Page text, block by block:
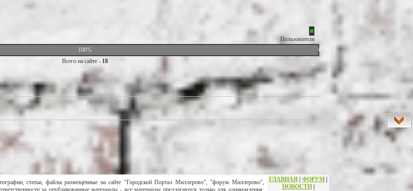
Пользователи
100%
0%
Всего на сайте - 18
статьи, файлы размещённые на сайте "Городской Портал Миллерово", "форум Миллерово",
за опубликованные материалы - все материалы предлагаются только для ознакомления.
ГЛАВНАЯ ФОРУМ
НОВОСТИ|